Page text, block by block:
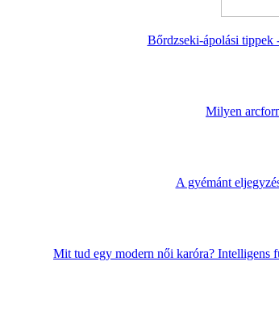
Bőrdzseki-ápolási tippek
Milyen
A gyémánt
Mit tud egy modern női karóra? Intelligens